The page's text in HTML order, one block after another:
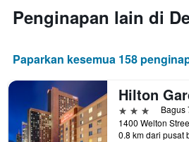
Penginapan lain di
Paparkan kesemua 158
3 bintangBagus
0.8 km dari pusat